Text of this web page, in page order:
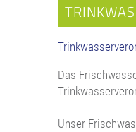
Das
Unser